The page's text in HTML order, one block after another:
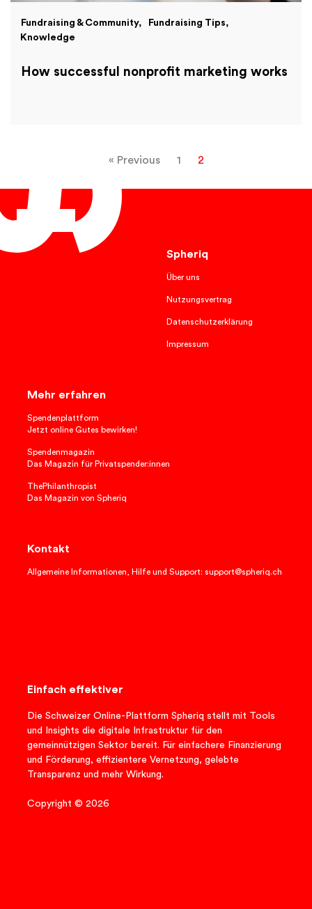
Fundraising & Community
Fundraising Tips
Knowledge
How successful nonprofit marketing works
« Previous 1 2
Spheriq
Über uns
Nutzungsvertrag
Datenschutzerklärung
Impressum
Mehr erfahren
Spendenplattform
Jetzt online Gutes bewirken!
Spendenmagazin
Das Magazin für Privatspender:innen
ThePhilanthropist
Das Magazin von Spheriq
Kontakt
Allgemeine Informationen, Hilfe und Support: support@spheriq.ch
Einfach effektiver
Die Schweizer Online-Plattform Spheriq stellt mit Tools
und Insights die digitale Infrastruktur für den
gemeinnützigen Sektor bereit. Für einfachere Finanzierung
und Förderung, effizientere Vernetzung, gelebte
Transparenz und mehr Wirkung.
Copyright © 2026